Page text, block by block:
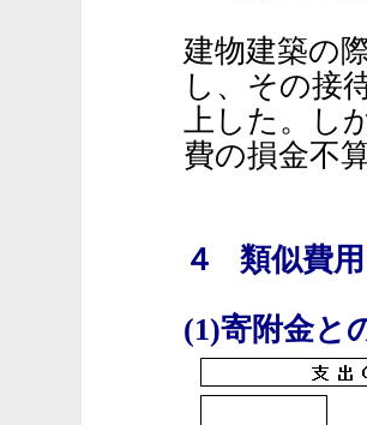
建物建築の
し、その接
上した。し
費の損金不
４ 類似費
(1)寄附金と